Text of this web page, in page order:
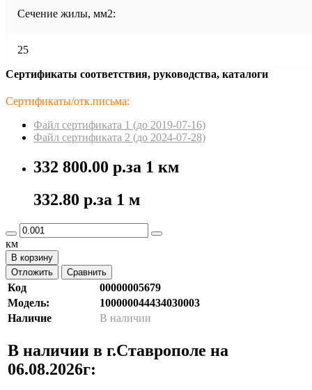
Сечение жилы, мм2:
25
Сертификаты соответствия, руководства, каталоги
Сертификаты/отк.письма:
Файл сертификата 1 (до 2019-07-16)
Файл сертификата 2 (до 2024-07-28)
332 800.00 р.за 1 км
332.80 р.за 1 м
км
В корзину
Отложить
Сравнить
Код
00000005679
Модель:
100000044434030003
Наличие
В наличии
В наличии в г.Ставрополе на
06.08.2026г: